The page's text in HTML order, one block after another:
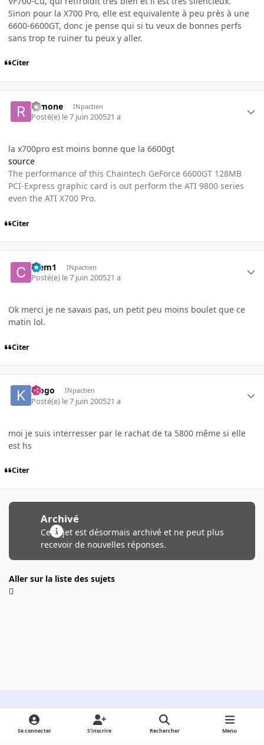
Sinon pour la X700 Pro, elle est equivalente à peu près à une
6600-6600GT, donc je pense qui si tu veux de bonnes perfs
sans trop te ruiner tu peux y aller.
Citer
ramone INpactien
Posté(e) le 7 juin 200521 a
la x700pro est moins bonne que la 6600gt
source
The performance of this Chaintech GeForce 6600GT 128MB
PCI-Express graphic card is out perform the ATI 9800 series
even the ATI X700 Pro.
Citer
Clem1 INpactien
Posté(e) le 7 juin 200521 a
Ok merci je ne savais pas, un petit peu moins boulet que ce
matin lol.
Citer
klogo INpactien
Posté(e) le 7 juin 200521 a
moi je suis interresser par le rachat de ta 5800 même si elle
est hs
Citer
Archivé
Ce sujet est désormais archivé et ne peut plus
recevoir de nouvelles réponses.
Aller sur la liste des sujets
Light ModeDark ModeSystem Preference
Se connecter S’inscrire Rechercher Menu